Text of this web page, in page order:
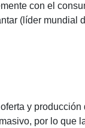
con el
(líder mundial
y
por lo